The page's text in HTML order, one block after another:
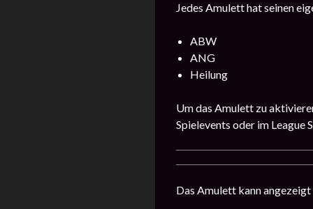
Jedes Amulett hat seinen
ABW
ANG
Heilung
Um das Amulett zu
Spielevents oder im League
Das Amulett kann